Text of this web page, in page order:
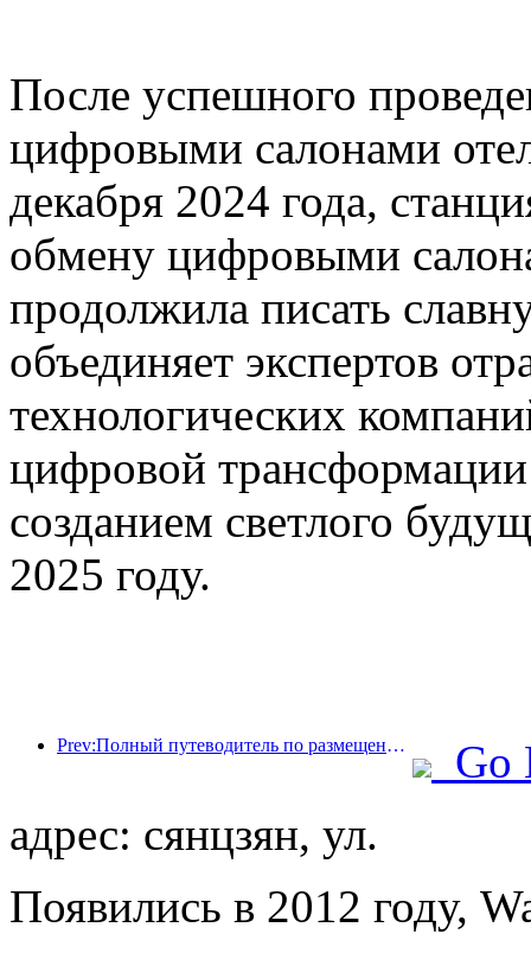
После успешного
цифровыми салонами
декабря 2024 года,
обмену цифровыми
продолжила писать
объединяет экспертов
технологических
цифровой трансформации
созданием светлого
2025 году.
Prev:Полный путеводитель по размещению во время зимнего туристического сезона в Пекине Новый внутренний двор отеля Jingneng вызывает новое увлечение туризмом.
Go
адрес: сянцзян, ул.
Появились в 2012 году,